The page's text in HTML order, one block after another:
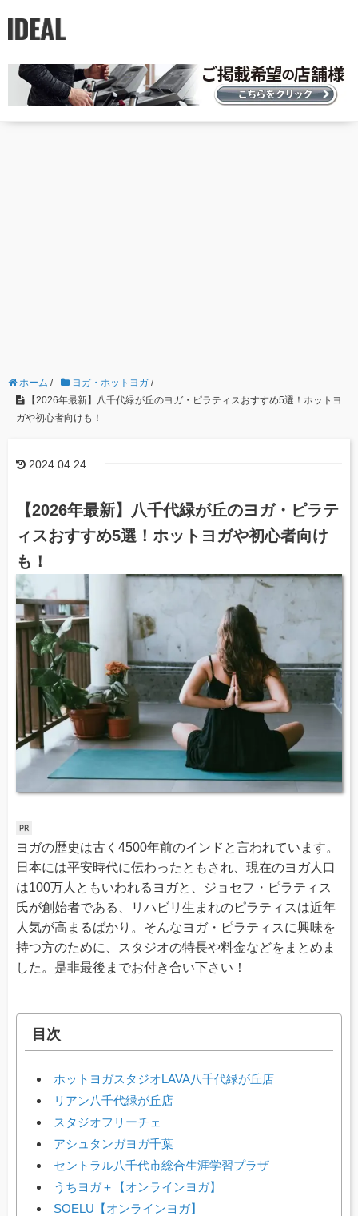
ホーム / ヨガ・ホットヨガ /
【2026年最新】八千代緑が丘のヨガ・ピラティスおすすめ5選！ホットヨ
ガや初心者向けも！
2024.04.24
【2026年最新】八千代緑が丘のヨガ・ピラテ
ィスおすすめ5選！ホットヨガや初心者向け
も！
ヨガの歴史は古く4500年前のインドと言われています。
日本には平安時代に伝わったともされ、現在のヨガ人口
は100万人ともいわれるヨガと、ジョセフ・ピラティス
氏が創始者である、リハビリ生まれのピラティスは近年
人気が高まるばかり。そんなヨガ・ピラティスに興味を
持つ方のために、スタジオの特長や料金などをまとめま
した。是非最後までお付き合い下さい！
目次
ホットヨガスタジオLAVA八千代緑が丘店
リアン八千代緑が丘店
スタジオフリーチェ
アシュタンガヨガ千葉
セントラル八千代市総合生涯学習プラザ
うちヨガ＋【オンラインヨガ】
SOELU【オンラインヨガ】